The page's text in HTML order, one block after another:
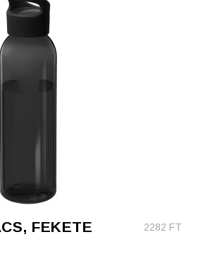
FEKETE 2282 FT